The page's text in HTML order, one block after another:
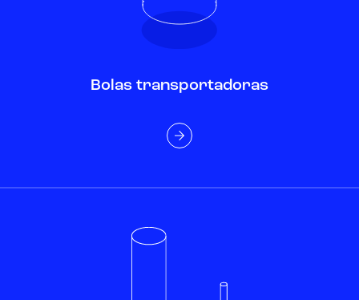
Bolas transportadoras